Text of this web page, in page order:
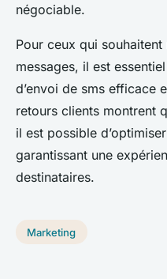
négociable.
Pour ceux qui
messages, il est
d’envoi de sms efficace
retours clients montrent
il est possible
garantissant une
destinataires.
Marketing